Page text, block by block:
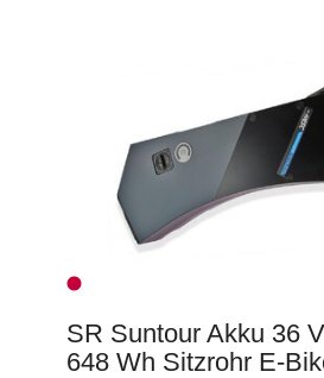
SR Suntour Akku 36
648 Wh Sitzrohr E-